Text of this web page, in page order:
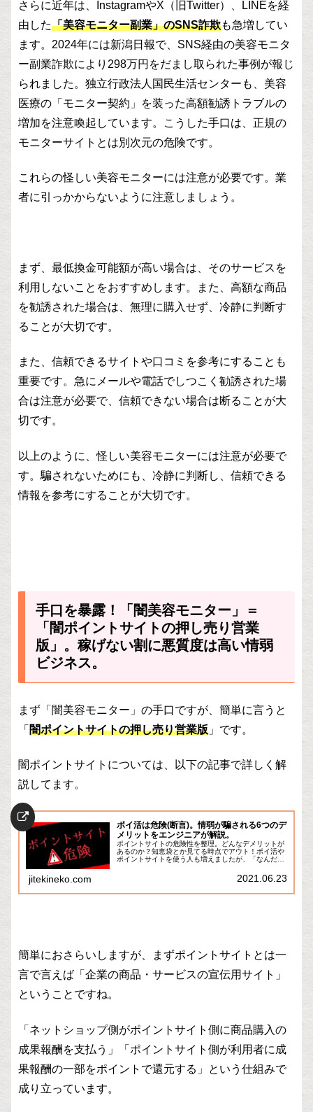
さらに近年は、InstagramやX（旧Twitter）、LINEを経
由した「美容モニター副業」のSNS詐欺も急増してい
ます。2024年には新潟日報で、SNS経由の美容モニタ
ー副業詐欺により298万円をだまし取られた事例が報じ
られました。独立行政法人国民生活センターも、美容
医療の「モニター契約」を装った高額勧誘トラブルの
増加を注意喚起しています。こうした手口は、正規の
モニターサイトとは別次元の危険です。
これらの怪しい美容モニターには注意が必要です。業
者に引っかからないように注意しましょう。
まず、最低換金可能額が高い場合は、そのサービスを
利用しないことをおすすめします。また、高額な商品
を勧誘された場合は、無理に購入せず、冷静に判断す
ることが大切です。
また、信頼できるサイトや口コミを参考にすることも
重要です。急にメールや電話でしつこく勧誘された場
合は注意が必要で、信頼できない場合は断ることが大
切です。
以上のように、怪しい美容モニターには注意が必要で
す。騙されないためにも、冷静に判断し、信頼できる
情報を参考にすることが大切です。
手口を暴露！「闇美容モニター」＝
「闇ポイントサイトの押し売り営業
版」。稼げない割に悪質度は高い情弱
ビジネス。
まず「闇美容モニター」の手口ですが、簡単に言うと
「 闇ポイントサイトの押し売り営業版 」です。
闇ポイントサイトについては、以下の記事で詳しく解
説してます。
ポイ活は危険(断言)。情弱が騙される6つのデ
メリットをエンジニアが解説。
ポイントサイトの危険性を整理。どんなデメリットが
あるのか？知恵袋とか見てる時点でアウト！ポイ活や
ポイントサイトを使う人も増えましたが、「なんだか
たり迷惑メールきたり危険なんじゃないの？」って
jitekineko.com 2021.06.23
簡単におさらいしますが、まずポイントサイトとは一
言で言えば「企業の商品・サービスの宣伝用サイト」
ということですね。
「ネットショップ側がポイントサイト側に商品購入の
成果報酬を支払う」「ポイントサイト側が利用者に成
果報酬の一部をポイントで還元する」という仕組みで
成り立っています。